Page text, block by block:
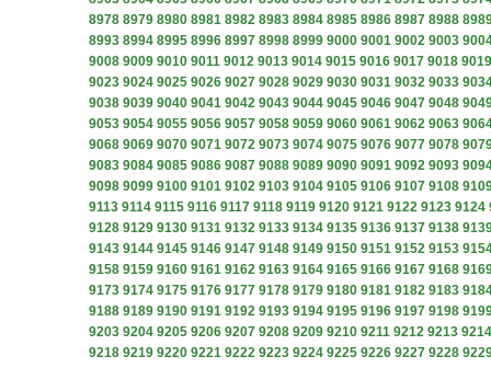
8978 8979 8980 8981 8982 8983 8984 8985 8986 8987 8988
8993 8994 8995 8996 8997 8998 8999 9000 9001 9002 9003
9008 9009 9010 9011 9012 9013 9014 9015 9016 9017 9018 9019
9023 9024 9025 9026 9027 9028 9029 9030 9031 9032 9033
9038 9039 9040 9041 9042 9043 9044 9045 9046 9047 9048
9053 9054 9055 9056 9057 9058 9059 9060 9061 9062 9063
9068 9069 9070 9071 9072 9073 9074 9075 9076 9077 9078
9083 9084 9085 9086 9087 9088 9089 9090 9091 9092 9093
9098 9099 9100 9101 9102 9103 9104 9105 9106 9107 9108
9113 9114 9115 9116 9117 9118 9119 9120 9121 9122 9123 9124
9128 9129 9130 9131 9132 9133 9134 9135 9136 9137 9138
9143 9144 9145 9146 9147 9148 9149 9150 9151 9152 9153
9158 9159 9160 9161 9162 9163 9164 9165 9166 9167 9168
9173 9174 9175 9176 9177 9178 9179 9180 9181 9182 9183
9188 9189 9190 9191 9192 9193 9194 9195 9196 9197 9198
9203 9204 9205 9206 9207 9208 9209 9210 9211 9212 9213 9214
9218 9219 9220 9221 9222 9223 9224 9225 9226 9227 9228